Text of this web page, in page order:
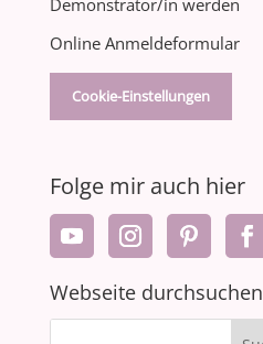
Demonstrator/in werden
Online Anmeldeformular
Cookie-Einstellungen
Folge mir auch hier
Webseite durchsuchen